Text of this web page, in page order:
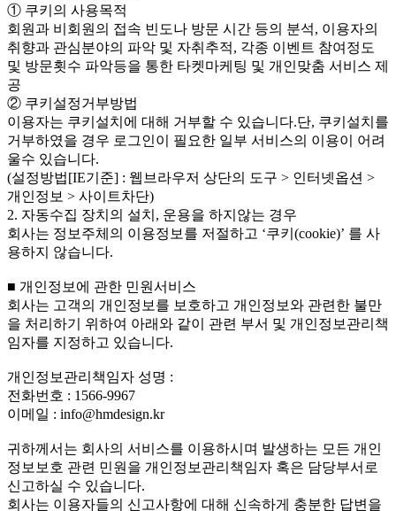
① 쿠키의 사용목적
회원과 비회원의 접속 빈도나 방문 시간 등의 분석, 이용자의
취향과 관심분야의 파악 및 자취추적, 각종 이벤트 참여정도
및 방문횟수 파악등을 통한 타켓마케팅 및 개인맞춤 서비스 제
공
② 쿠키설정거부방법
이용자는 쿠키설치에 대해 거부할 수 있습니다.단, 쿠키설치를
거부하였을 경우 로그인이 필요한 일부 서비스의 이용이 어려
울수 있습니다.
(설정방법[IE기준] : 웹브라우저 상단의 도구 > 인터넷옵션 >
개인정보 > 사이트차단)
2. 자동수집 장치의 설치, 운용을 하지않는 경우
회사는 정보주체의 이용정보를 저절하고 ‘쿠키(cookie)’ 를 사
용하지 않습니다.
■ 개인정보에 관한 민원서비스
회사는 고객의 개인정보를 보호하고 개인정보와 관련한 불만
을 처리하기 위하여 아래와 같이 관련 부서 및 개인정보관리책
임자를 지정하고 있습니다.
개인정보관리책임자 성명 :
전화번호 : 1566-9967
이메일 : info@hmdesign.kr
귀하께서는 회사의 서비스를 이용하시며 발생하는 모든 개인
정보보호 관련 민원을 개인정보관리책임자 혹은 담당부서로
신고하실 수 있습니다.
회사는 이용자들의 신고사항에 대해 신속하게 충분한 답변을